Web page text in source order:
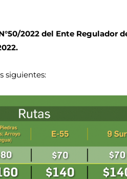
2022 del Ente Regulador
siguientes: